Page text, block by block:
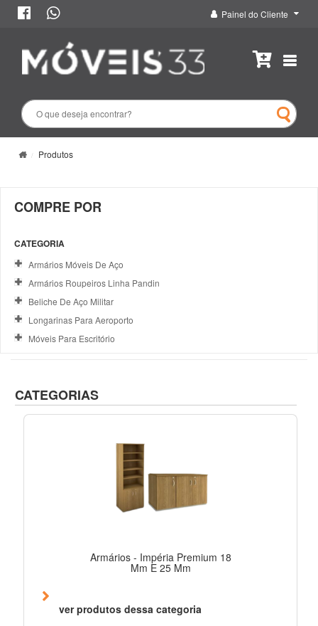
Painel do Cliente
Produtos
COMPRE POR
CATEGORIA
Armários Móveis De Aço
Armários Roupeiros Linha Pandin
Beliche De Aço Militar
Longarinas Para Aeroporto
Móveis Para Escritório
CATEGORIAS
Armários - Impéria Premium 18
Mm E 25 Mm
ver produtos dessa categoria